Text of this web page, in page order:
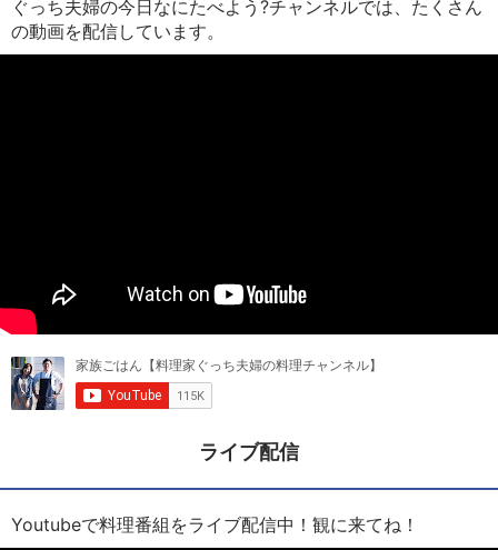
ぐっち夫婦の今日なにたべよう?チャンネルでは、たくさん
の動画を配信しています。
ライブ配信
Youtubeで料理番組をライブ配信中！観に来てね！